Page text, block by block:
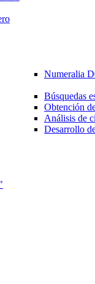
Numeralia
Búsquedas
Obtención
Análisis de
Desarrollo